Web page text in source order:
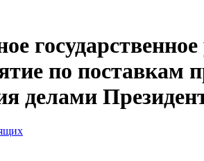
по поставкам
делами